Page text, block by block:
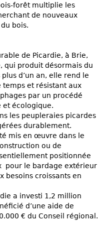
forêt multiplie les
de nouveaux
bois.
de Picardie, à Brie,
qui produit désormais du
d’un an, elle rend le
et résistant aux
par un procédé
et écologique.
les peupleraies picardes
durablement.
mis en œuvre dans le
ou de
positionnée
pour le bardage extérieur
besoins croissants en
a investi 1,2 million
d’une aide de
€ du Conseil régional.